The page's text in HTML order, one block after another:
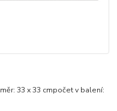
33 x 33 cmpočet v balení: